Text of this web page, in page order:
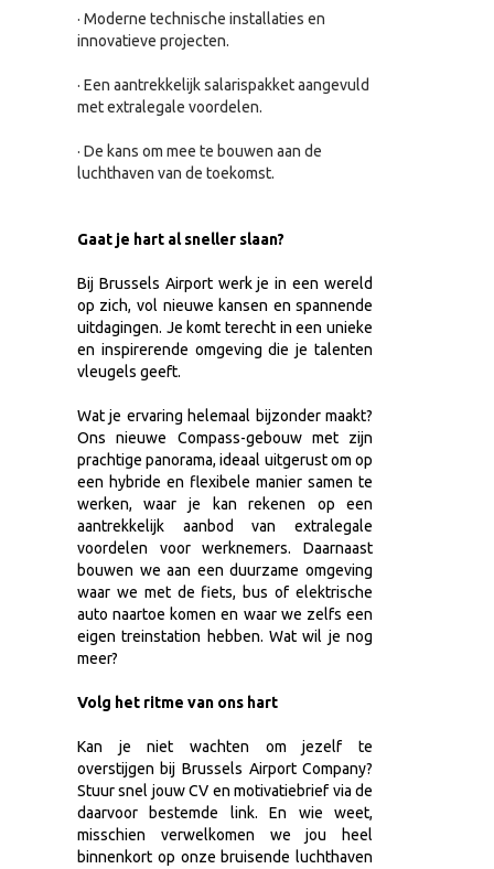
· Moderne technische installaties en
innovatieve projecten.
· Een aantrekkelijk salarispakket aangevuld
met extralegale voordelen.
· De kans om mee te bouwen aan de
luchthaven van de toekomst.
Gaat je hart al sneller slaan?
Bij Brussels Airport werk je in een wereld
op zich, vol nieuwe kansen en spannende
uitdagingen. Je komt terecht in een unieke
en inspirerende omgeving die je talenten
vleugels geeft.
Wat je ervaring helemaal bijzonder maakt?
Ons nieuwe Compass-gebouw met zijn
prachtige panorama, ideaal uitgerust om op
een hybride en flexibele manier samen te
werken, waar je kan rekenen op een
aantrekkelijk aanbod van extralegale
voordelen voor werknemers. Daarnaast
bouwen we aan een duurzame omgeving
waar we met de fiets, bus of elektrische
auto naartoe komen en waar we zelfs een
eigen treinstation hebben. Wat wil je nog
meer?
Volg het ritme van ons hart
Kan je niet wachten om jezelf te
overstijgen bij Brussels Airport Company?
Stuur snel jouw CV en motivatiebrief via de
daarvoor bestemde link. En wie weet,
misschien verwelkomen we jou heel
binnenkort op onze bruisende luchthaven